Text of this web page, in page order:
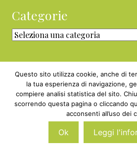
Categorie
Categorie
Copyright © 2010 - 2026
P.IVA 05829800969 ·
Questo sito utilizza cookie, anche di
la tua esperienza di navigazione,
compiere analisi statistica del sito.
scorrendo questa pagina o cliccando
acconsenti all’uso dei
Ok Leggi